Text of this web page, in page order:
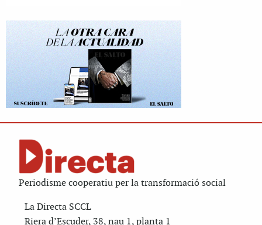
Periodisme cooperatiu per la transformació social
La Directa SCCL
Riera d’Escuder, 38, nau 1, planta 1